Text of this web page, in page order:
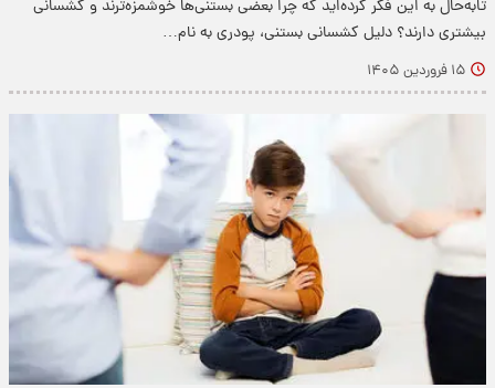
تابه‌حال به این فکر کرده‌اید که چرا بعضی بستنی‌ها خوشمزه‌ترند و کشسانی
بیشتری دارند؟ دلیل کشسانی بستنی، پودری به نام…
۱۵ فروردین ۱۴۰۵